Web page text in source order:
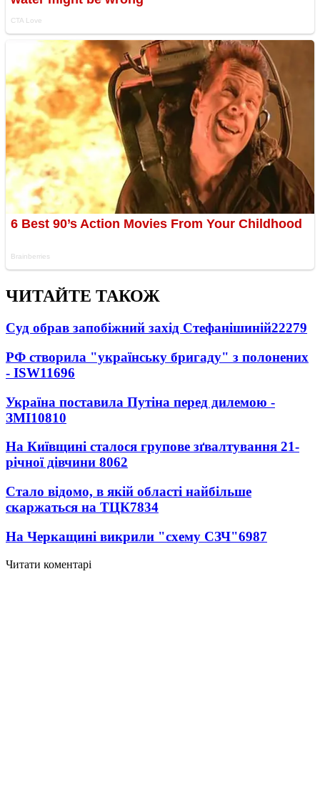
ЧИТАЙТЕ ТАКОЖ
Суд обрав запобіжний захід Стефанішиній22279
РФ створила "українську бригаду" з полонених
- ISW11696
Україна поставила Путіна перед дилемою -
ЗМІ10810
На Київщині сталося групове зґвалтування 21-
річної дівчини 8062
Стало відомо, в якій області найбільше
скаржаться на ТЦК7834
На Черкащині викрили "схему СЗЧ"6987
Читати коментарі